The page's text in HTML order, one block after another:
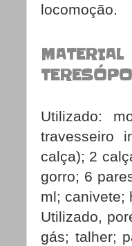
locomoção
Utilizado:
travesseiro
calça); 2
gorro; 6
ml; canivete;
Utilizado,
gás; talher;